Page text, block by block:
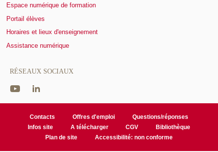
Espace numérique de formation
Portail élèves
Horaires et lieux d'enseignement
Assistance numérique
RÉSEAUX SOCIAUX
Contacts Offres d'emploi
Questions/réponses
Infos site
A télécharger CGV
Bibliothèque
Plan de site
Accessibilité: non conforme